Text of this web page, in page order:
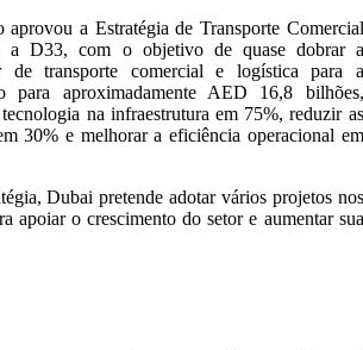
a Estratégia de Transporte Comercial
a D33, com o objetivo de quase dobrar a
de transporte comercial e logística para a
para aproximadamente AED 16,8 bilhões,
na infraestrutura em 75%, reduzir as
30% e melhorar a eficiência operacional em
Dubai pretende adotar vários projetos nos
apoiar o crescimento do setor e aumentar sua